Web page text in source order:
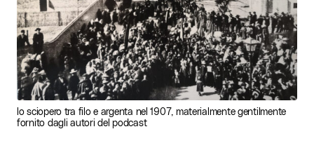
lo sciopero tra filo e argenta nel 1907, materialmente gentilmente
fornito dagli autori del podcast